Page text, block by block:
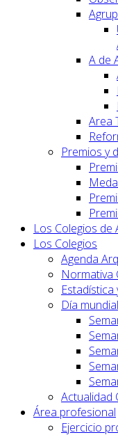
A de
Area
Premios y
Los Colegios de
Los Colegios
Agenda
Normativa
Día
Actualidad
Área profesional
Ejercicio